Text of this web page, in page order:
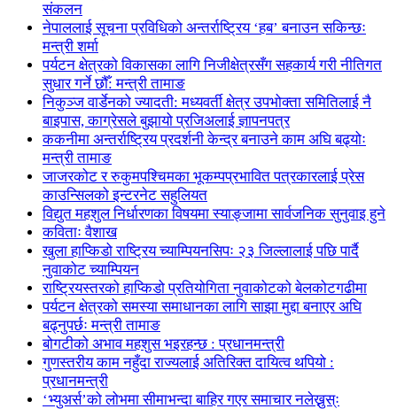
संकलन
नेपाललाई सूचना प्रविधिको अन्तर्राष्ट्रिय ‘हब’ बनाउन सकिन्छः
मन्त्री शर्मा
पर्यटन क्षेत्रको विकासका लागि निजीक्षेत्रसँग सहकार्य गरी नीतिगत
सुधार गर्ने छौँ: मन्त्री तामाङ
निकुञ्ज वार्डेनको ज्यादती: मध्यवर्ती क्षेत्र उपभोक्ता समितिलाई नै
बाइपास, काग्रेसले बुझायो प्रजिअलाई ज्ञापनपत्र
ककनीमा अन्तर्राष्ट्रिय प्रदर्शनी केन्द्र बनाउने काम अघि बढ्योः
मन्त्री तामाङ
जाजरकोट र रुकुमपश्चिमका भूकम्पप्रभावित पत्रकारलाई प्रेस
काउन्सिलको इन्टरनेट सहुलियत
विद्युत महशुल निर्धारणका विषयमा स्याङ्जामा सार्वजनिक सुनुवाइ हुने
कविताः वैशाख
खुला हाप्किडो राष्ट्रिय च्याम्पियनसिपः २३ जिल्लालाई पछि पार्दै
नुवाकोट च्याम्पियन
राष्ट्रियस्तरको हाप्किडो प्रतियोगिता नुवाकोटको बेलकोटगढीमा
पर्यटन क्षेत्रको समस्या समाधानका लागि साझा मुद्दा बनाएर अघि
बढ्नुपर्छः मन्त्री तामाङ
बोगटीको अभाव महशुस भइरहन्छ : प्रधानमन्त्री
गुणस्तरीय काम नहुँदा राज्यलाई अतिरिक्त दायित्व थपियो :
प्रधानमन्त्री
‘भ्युअर्स’को लोभमा सीमाभन्दा बाहिर गएर समाचार नलेख्नुस्ः